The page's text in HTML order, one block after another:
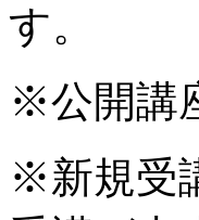
す。
※公開講
※新規受